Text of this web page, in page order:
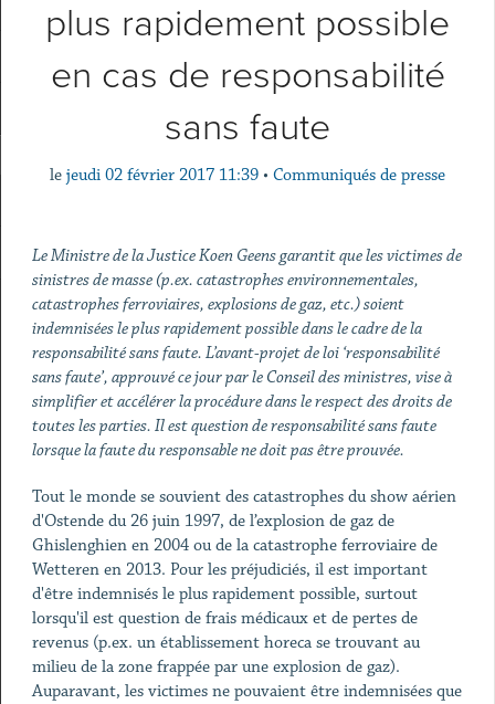
plus rapidement possible
en cas de responsabilité
sans faute
le jeudi 02 février 2017 11:39 • Communiqués de presse
Le Ministre de la Justice Koen Geens garantit que les victimes de
sinistres de masse (p.ex. catastrophes environnementales,
catastrophes ferroviaires, explosions de gaz, etc.) soient
indemnisées le plus rapidement possible dans le cadre de la
responsabilité sans faute. L’avant-projet de loi ‘responsabilité
sans faute’, approuvé ce jour par le Conseil des ministres, vise à
simplifier et accélérer la procédure dans le respect des droits de
toutes les parties. Il est question de responsabilité sans faute
lorsque la faute du responsable ne doit pas être prouvée.
Tout le monde se souvient des catastrophes du show aérien
d'Ostende du 26 juin 1997, de l’explosion de gaz de
Ghislenghien en 2004 ou de la catastrophe ferroviaire de
Wetteren en 2013. Pour les préjudiciés, il est important
d'être indemnisés le plus rapidement possible, surtout
lorsqu'il est question de frais médicaux et de pertes de
revenus (p.ex. un établissement horeca se trouvant au
milieu de la zone frappée par une explosion de gaz).
Auparavant, les victimes ne pouvaient être indemnisées que